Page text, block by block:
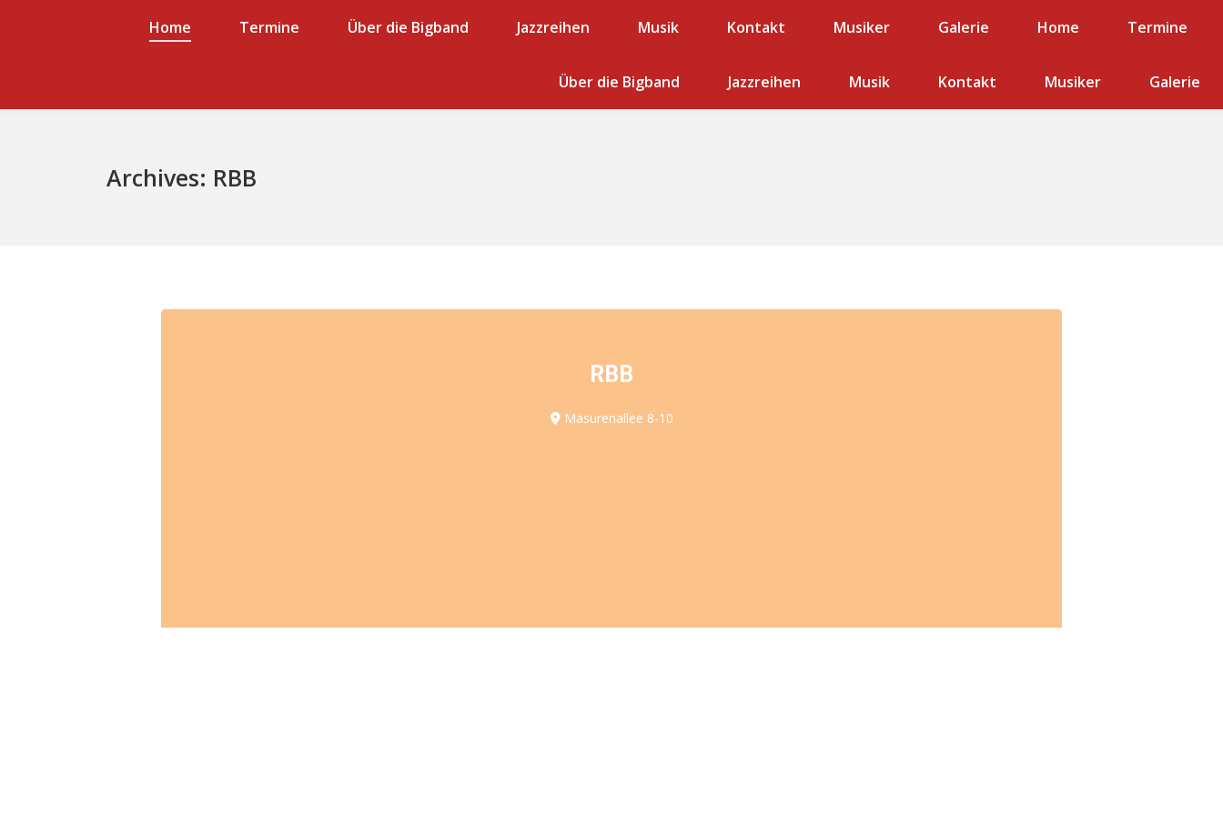
Home Termine Über die Bigband Jazzreihen Musik Kontakt Musiker Galerie Home Termine
Über die Bigband Jazzreihen Musik Kontakt Musiker Galerie
Archives: RBB
RBB
Masurenallee 8-10
Termine Über die Bigband Jazzreihen Musik Kontakt Musiker Galerie Home Termine
Musik Kontakt Musiker Galerie